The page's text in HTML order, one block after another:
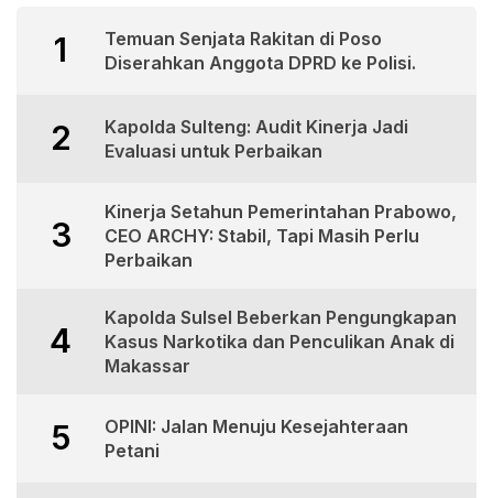
1
Temuan Senjata Rakitan di Poso
Diserahkan Anggota DPRD ke Polisi.
2
Kapolda Sulteng: Audit Kinerja Jadi
Evaluasi untuk Perbaikan
3
Kinerja Setahun Pemerintahan Prabowo,
CEO ARCHY: Stabil, Tapi Masih Perlu
Perbaikan
4
Kapolda Sulsel Beberkan Pengungkapan
Kasus Narkotika dan Penculikan Anak di
Makassar
5
OPINI: Jalan Menuju Kesejahteraan
Petani